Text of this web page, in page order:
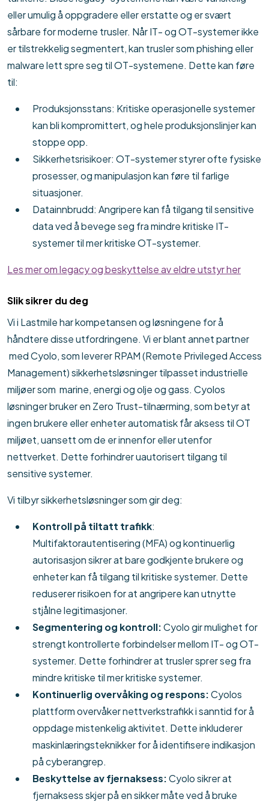
eller umulig å oppgradere eller erstatte og er svært
sårbare for moderne trusler. Når IT- og OT-systemer ikke
er tilstrekkelig segmentert, kan trusler som phishing eller
malware lett spre seg til OT-systemene. Dette kan føre
til:
Produksjonsstans: Kritiske operasjonelle systemer
kan bli kompromittert, og hele produksjonslinjer kan
stoppe opp.
Sikkerhetsrisikoer: OT-systemer styrer ofte fysiske
prosesser, og manipulasjon kan føre til farlige
situasjoner.
Datainnbrudd: Angripere kan få tilgang til sensitive
data ved å bevege seg fra mindre kritiske IT-
systemer til mer kritiske OT-systemer.
Les mer om legacy og beskyttelse av eldre utstyr her
Slik sikrer du deg
Vi i Lastmilehar kompetansen og løsningene for å
håndtere disse utfordringene. Vi er blant annet partner
medCyolo, som levererRPAM(Remote PrivilegedAccess
Management)sikkerhetsløsninger tilpasset industrielle
miljøer som marine, energi og olje og gass. Cyolos
løsninger bruker en Zero Trust-tilnærming, som betyr at
ingen brukere eller enheter automatisk fåraksess til OT
miljøet, uansett om de er innenfor eller utenfor
nettverket. Dette forhindrer uautorisert tilgang til
sensitive systemer.
Vi tilbyr sikkerhetsløsninger som gir deg:
Kontroll på tiltatt trafikk:
Multifaktorautentisering (MFA) og kontinuerlig
autorisasjon sikrer at bare godkjente brukere og
enheter kan få tilgang til kritiske systemer. Dette
reduserer risikoen for at angripere kan utnytte
stjålne legitimasjoner.
Segmentering og kontroll:Cyolo gir mulighet for
strengt kontrollerte forbindelser mellom IT- og OT-
systemer. Dette forhindrer at trusler sprer seg fra
mindre kritiske til mer kritiske systemer.
Kontinuerlig overvåking og respons:Cyolos
plattform overvåker nettverkstrafikk i sanntid for å
oppdage mistenkelig aktivitet. Dette inkluderer
maskinlæringsteknikker for å identifisere indikasjon
på cyberangrep.
Beskyttelse av fjernaksess:Cyolo sikrer at
fjernaksess skjer på en sikker måte ved å bruke